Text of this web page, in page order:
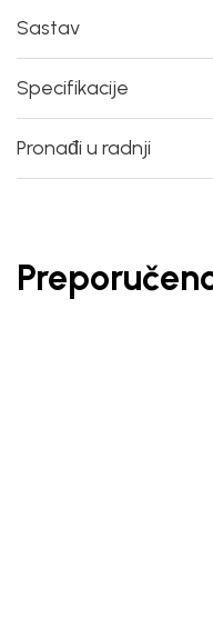
Sastav
Specifikacije
Pronađi u radnji